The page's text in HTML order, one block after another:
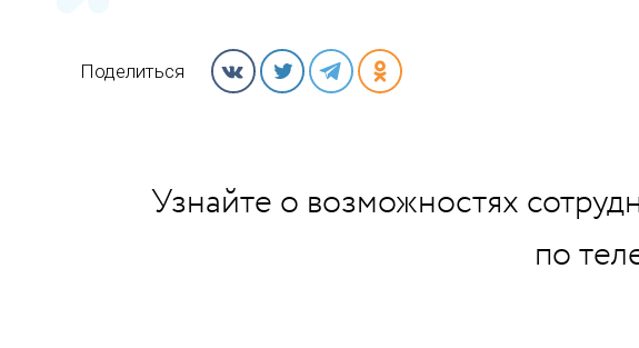
Поделиться
Узнайте о возможностях
по